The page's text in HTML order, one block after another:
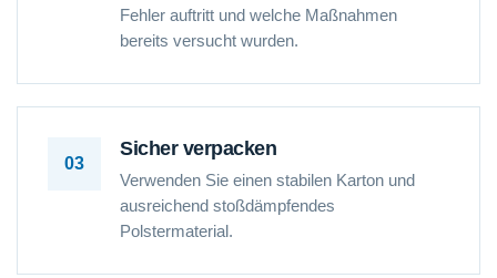
Fehler auftritt und welche Maßnahmen
bereits versucht wurden.
03
Sicher verpacken
Verwenden Sie einen stabilen Karton und
ausreichend stoßdämpfendes
Polstermaterial.